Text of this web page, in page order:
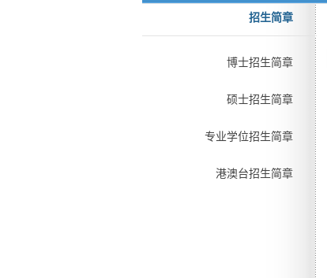
招生简章
博士招生简章
硕士招生简章
专业学位招生简章
港澳台招生简章